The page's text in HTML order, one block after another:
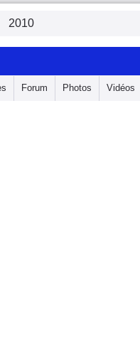
2010
Forum Photos Vidéos